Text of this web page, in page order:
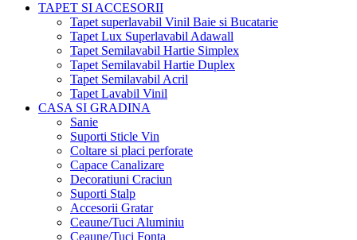
TAPET SI ACCESORII
Tapet superlavabil Vinil Baie si Bucatarie
Tapet Lux Superlavabil Adawall
Tapet Semilavabil Hartie Simplex
Tapet Semilavabil Hartie Duplex
Tapet Semilavabil Acril
Tapet Lavabil Vinil
CASA SI GRADINA
Sanie
Suporti Sticle Vin
Coltare si placi perforate
Capace Canalizare
Decoratiuni Craciun
Suporti Stalp
Accesorii Gratar
Ceaune/Tuci Aluminiu
Ceaune/Tuci Fonta